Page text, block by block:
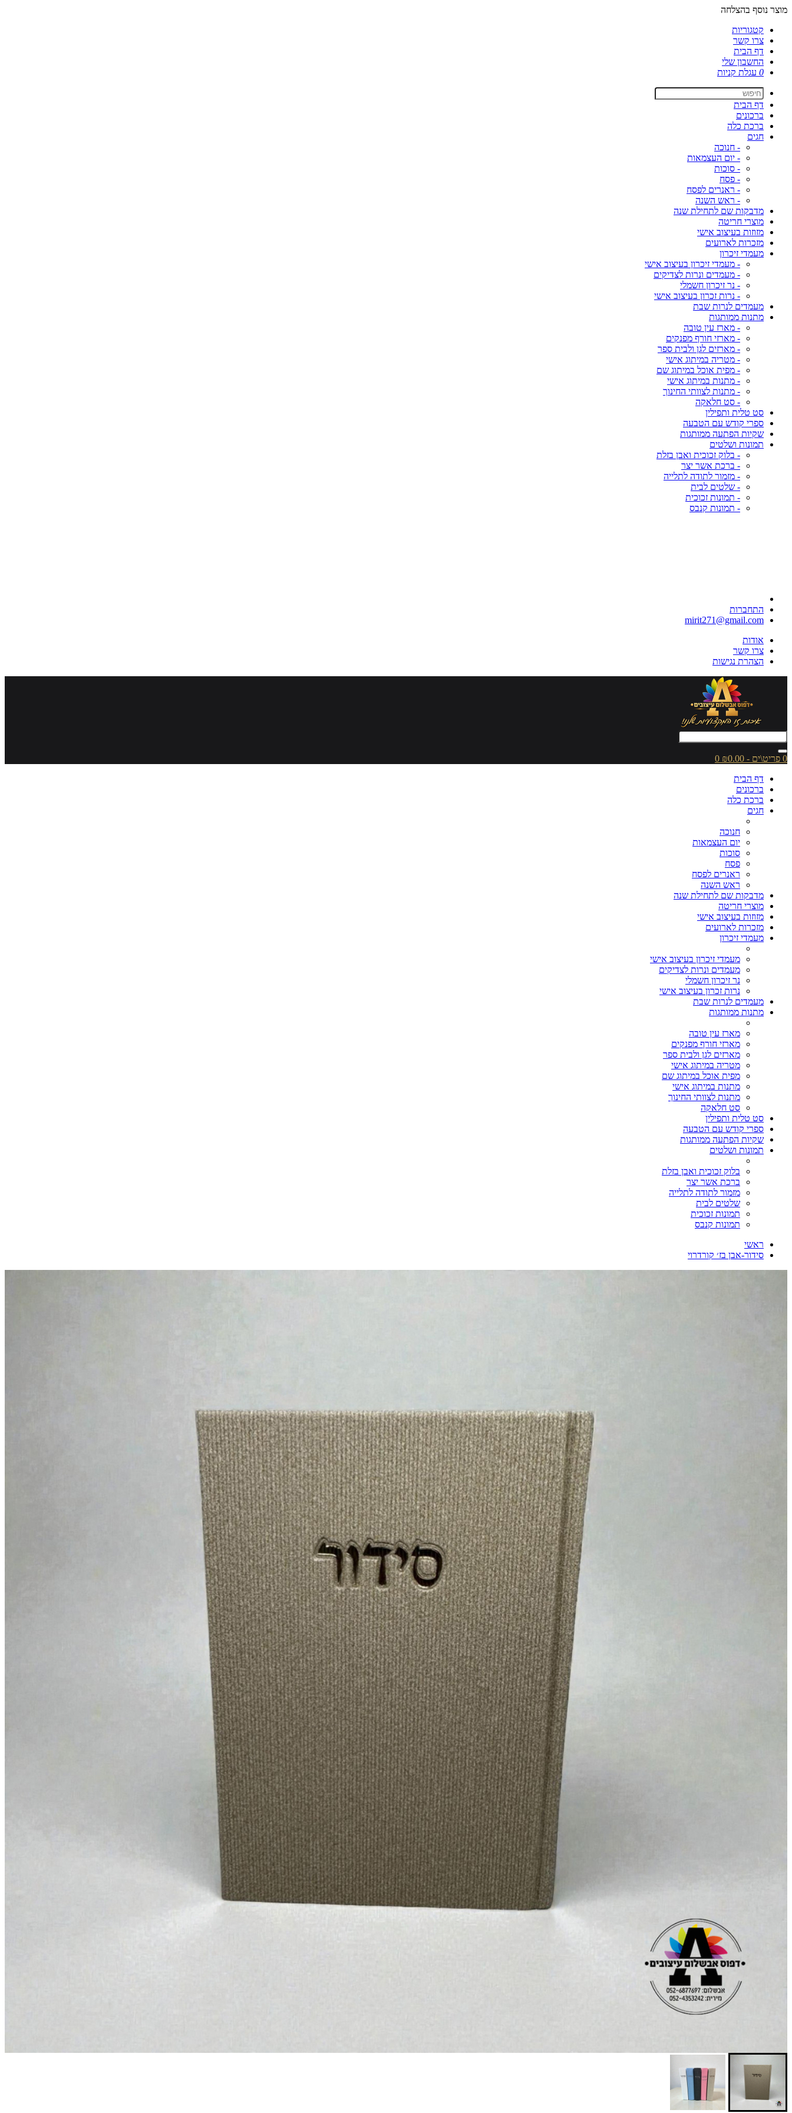
מוצר נוסף בהצלחה
קטגוריות
צרו קשר
דף הבית
החשבון שלי
0 עגלת קניות
דף הבית
ברכונים
ברכת כלה
חגים
- חנוכה
- יום העצמאות
- סוכות
- פסח
- ראנרים לפסח
- ראש השנה
מדבקות שם לתחילת שנה
מוצרי חריטה
מזוזות בעיצוב אישי
מזכרות לארועים
מעמדי זיכרון
- מעמדי זיכרון בעיצוב אישי
- מעמדים ונרות לצדיקים
- נר זיכרון חשמלי
- נרות זכרון בעיצוב אישי
מעמדים לנרות שבת
מתנות ממותגות
- מארז עין טובה
- מארזי חורף מפנקים
- מארזים לגן ולבית ספר
- מטריה במיתוג אישי
- מפית אוכל במיתוג שם
- מתנות במיתוג אישי
- מתנות לצוותי החינוך
- סט חלאקה
סט טלית ותפילין
ספרי קודש עם הטבעה
שקיות הפתעה ממותגות
תמונות ושלטים
- בלוק זכוכית ואבן בזלת
- ברכת אשר יצר
- מזמור לתודה לתלייה
- שלטים לבית
- תמונות זכוכית
- תמונות קנבס
התחברות
mirit271@gmail.com
אודות
צרו קשר
הצהרת נגישות
0 פריט\ים - ₪0.00
0
דף הבית
ברכונים
ברכת כלה
חגים
חנוכה
יום העצמאות
סוכות
פסח
ראנרים לפסח
ראש השנה
מדבקות שם לתחילת שנה
מוצרי חריטה
מזוזות בעיצוב אישי
מזכרות לארועים
מעמדי זיכרון
מעמדי זיכרון בעיצוב אישי
מעמדים ונרות לצדיקים
נר זיכרון חשמלי
נרות זכרון בעיצוב אישי
מעמדים לנרות שבת
מתנות ממותגות
מארז עין טובה
מארזי חורף מפנקים
מארזים לגן ולבית ספר
מטריה במיתוג אישי
מפית אוכל במיתוג שם
מתנות במיתוג אישי
מתנות לצוותי החינוך
סט חלאקה
סט טלית ותפילין
ספרי קודש עם הטבעה
שקיות הפתעה ממותגות
תמונות ושלטים
בלוק זכוכית ואבן בזלת
ברכת אשר יצר
מזמור לתודה לתלייה
שלטים לבית
תמונות זכוכית
תמונות קנבס
ראשי
סידור-אבן בז׳ קורדרוי